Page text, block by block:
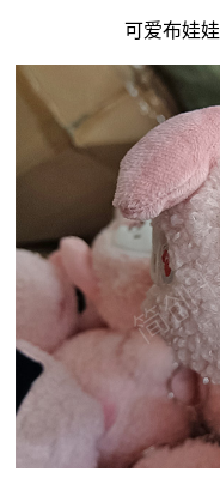
可爱布娃娃